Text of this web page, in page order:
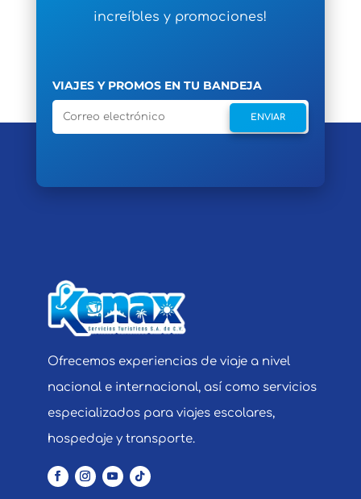
increíbles y promociones!
VIAJES Y PROMOS EN TU BANDEJA
ENVIAR
Ofrecemos experiencias de viaje a nivel
nacional e internacional, así como servicios
especializados para viajes escolares,
hospedaje y transporte.